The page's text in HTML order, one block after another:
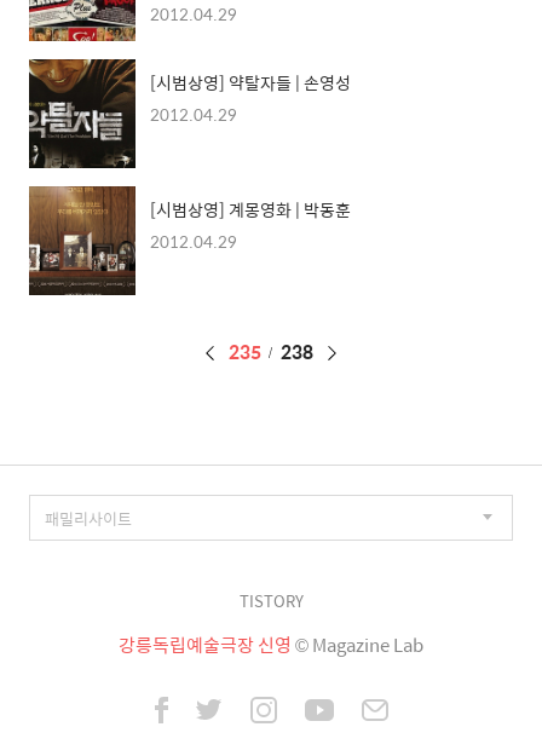
2012.04.29
[시범상영] 약탈자들 | 손영성
2012.04.29
[시범상영] 계몽영화 | 박동훈
2012.04.29
페
235 238
TISTORY
강릉독립예술극장 신영 © Magazine Lab